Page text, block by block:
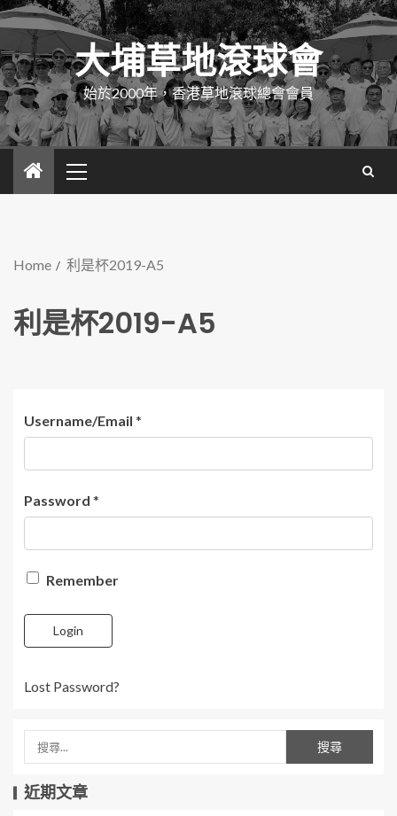
大埔草地滾球會
始於2000年，香港草地滾球總會會員
Home 利是杯2019-A5
利是杯2019-A5
Username/Email *
Password *
Remember
Login
Lost Password?
近期文章